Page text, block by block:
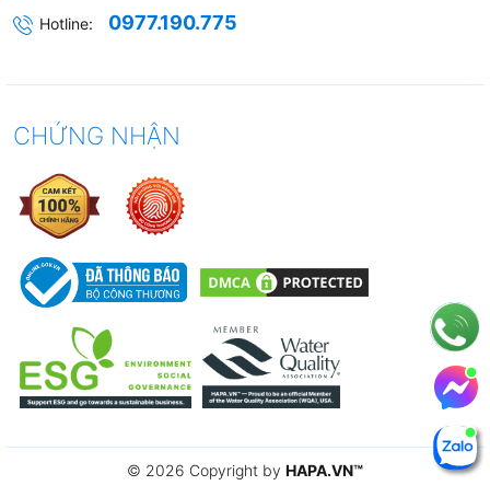
uống, Công nghệ thực phẩm và Dược phẩm...
TIÊU CHUẨN CHẤT LƯỢNG
Lõi Lọc CATION PARAGON
lượng quốc tế: NSF, FDA, USP, WQA, Viện
Pasteur, Bộ Y Tế.
Hotline: 0977.190.775
CHỨNG NHẬN
© 2026 Copyright by HAPA.VN™